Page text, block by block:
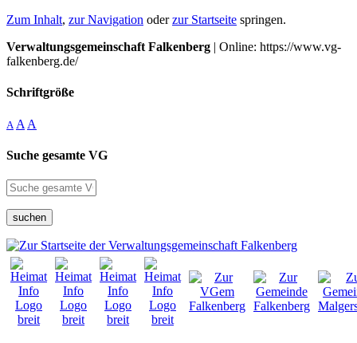
Zum Inhalt, zur Navigation oderzur Startseite springen.
Verwaltungsgemeinschaft Falkenberg | Online: https://www.vg-
falkenberg.de/
Schriftgröße
A A A
Suche gesamte VG
suchen